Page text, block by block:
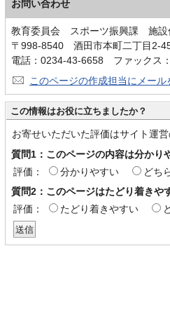
お問い合わせ
教育委員会 スポーツ振興課 施設
〒998-8540 酒田市本町二丁目2-
電話：0234-43-6658 ファックス
このページの作成担当にメール
この情報はお役に立ちましたか？
お寄せいただいた評価はサイト運営
質問1：このページの内容は分かり
評価：
分かりやすい どち
質問2：このページはたどり着きや
評価：
たどり着きやすい